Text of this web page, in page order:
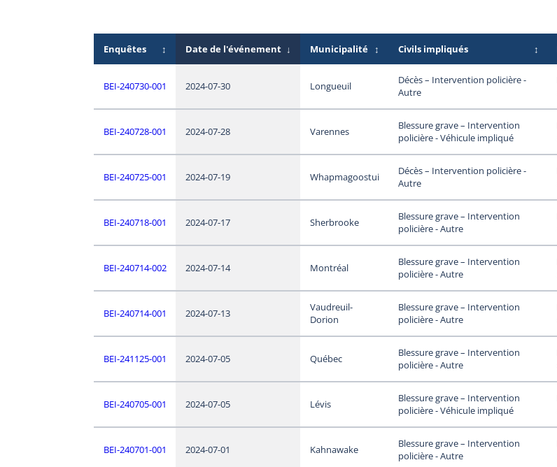
Enquêtes ↕ Date de l'événement ↓ Municipalité ↕ Civils impliqués ↕
BEI-240730-001 2024-07-30 Longueuil
Décès – Intervention policière -
Autre
BEI-240728-001 2024-07-28 Varennes
Blessure grave – Intervention
policière - Véhicule impliqué
BEI-240725-001 2024-07-19 Whapmagoostui
Décès – Intervention policière -
Autre
BEI-240718-001 2024-07-17 Sherbrooke
Blessure grave – Intervention
policière - Autre
BEI-240714-002 2024-07-14 Montréal
Blessure grave – Intervention
policière - Autre
BEI-240714-001 2024-07-13
Vaudreuil-
Dorion
Blessure grave – Intervention
policière - Autre
BEI-241125-001 2024-07-05 Québec
Blessure grave – Intervention
policière - Autre
BEI-240705-001 2024-07-05 Lévis
Blessure grave – Intervention
policière - Véhicule impliqué
BEI-240701-001 2024-07-01 Kahnawake
Blessure grave – Intervention
policière - Autre